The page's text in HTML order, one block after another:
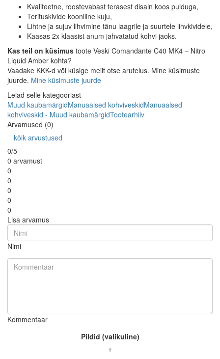
Kvaliteetne, roostevabast terasest disain koos puiduga,
Terituskivide kooniline kuju,
Lihtne ja sujuv lihvimine tänu laagrile ja suurtele lihvkividele,
Kaasas 2x klaasist anum jahvatatud kohvi jaoks.
Kas teil on küsimus toote Veski Comandante C40 MK4 – Nitro
Liquid Amber kohta?
Vaadake KKK-d või küsige meilt otse arutelus. Mine küsimuste
juurde. Mine küsimuste juurde
Leiad selle kategooriast
Muud kaubamärgidManuaalsed kohviveskidManuaalsed
kohviveskid - Muud kaubamärgidTootearhiiv
Arvamused (0)
kõik arvustused
0/5
0 arvamust
0
0
0
0
0
Lisa arvamus
Nimi
Kommentaar
Pildid (valikuline)
+